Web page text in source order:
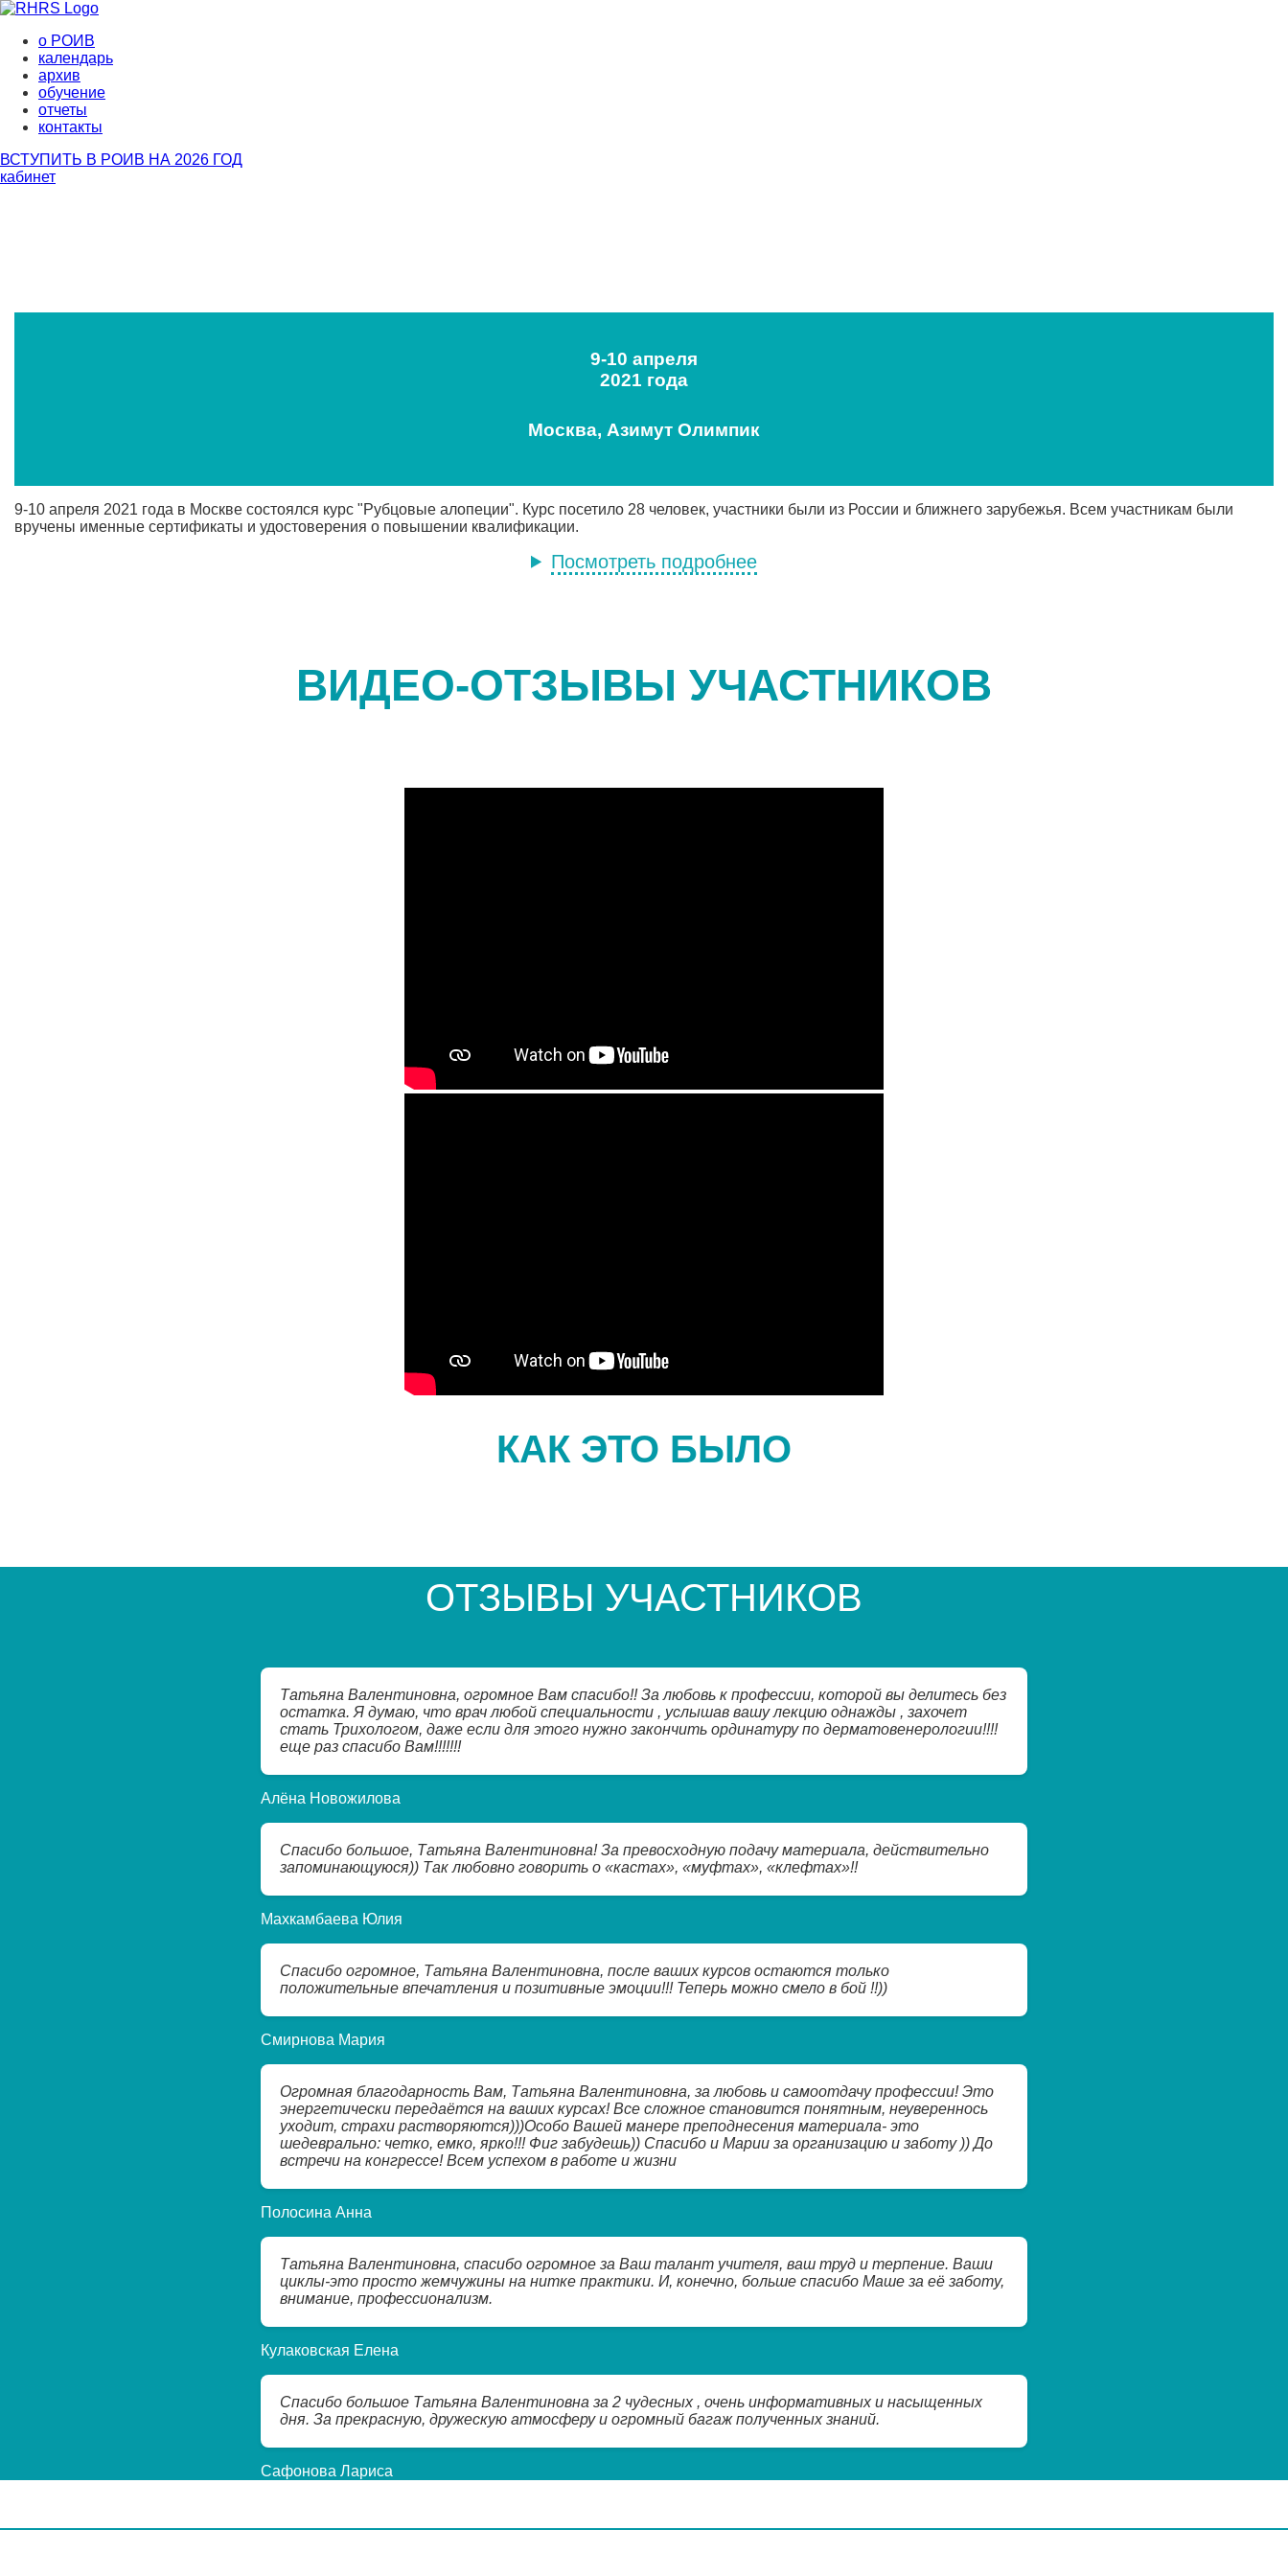
о РОИВ
календарь
архив
обучение
отчеты
контакты
ВСТУПИТЬ В РОИВ НА 2026 ГОД
кабинет
9-10 апреля
2021 года
Москва, Азимут Олимпик
9-10 апреля 2021 года в Москве состоялся курс "Рубцовые алопеции". Курс посетило 28 человек, участники были из России и ближнего зарубежья. Всем участникам были
вручены именные сертификаты и удостоверения о повышении квалификации.
Посмотреть подробнее
ВИДЕО-ОТЗЫВЫ УЧАСТНИКОВ
КАК ЭТО БЫЛО
ОТЗЫВЫ УЧАСТНИКОВ
Татьяна Валентиновна, огромное Вам спасибо!! За любовь к профессии, которой вы делитесь без
остатка. Я думаю, что врач любой специальности , услышав вашу лекцию однажды , захочет
стать Трихологом, даже если для этого нужно закончить ординатуру по дерматовенерологии!!!!
еще раз спасибо Вам!!!!!!!
Алёна Новожилова
Спасибо большое, Татьяна Валентиновна! За превосходную подачу материала, действительно
запоминающуюся)) Так любовно говорить о «кастах», «муфтах», «клефтах»!!
Махкамбаева Юлия
Спасибо огромное, Татьяна Валентиновна, после ваших курсов остаются только
положительные впечатления и позитивные эмоции!!! Теперь можно смело в бой !!))
Смирнова Мария
Огромная благодарность Вам, Татьяна Валентиновна, за любовь и самоотдачу профессии! Это
энергетически передаётся на ваших курсах! Все сложное становится понятным, неувереннось
уходит, страхи растворяются)))Особо Вашей манере преподнесения материала- это
шедеврально: четко, емко, ярко!!! Фиг забудешь)) Спасибо и Марии за организацию и заботу )) До
встречи на конгрессе! Всем успехом в работе и жизни
Полосина Анна
Татьяна Валентиновна, спасибо огромное за Ваш талант учителя, ваш труд и терпение. Ваши
циклы-это просто жемчужины на нитке практики. И, конечно, больше спасибо Маше за её заботу,
внимание, профессионализм.
Кулаковская Елена
Спасибо большое Татьяна Валентиновна за 2 чудесных , очень информативных и насыщенных
дня. За прекрасную, дружескую атмосферу и огромный багаж полученных знаний.
Сафонова Лариса